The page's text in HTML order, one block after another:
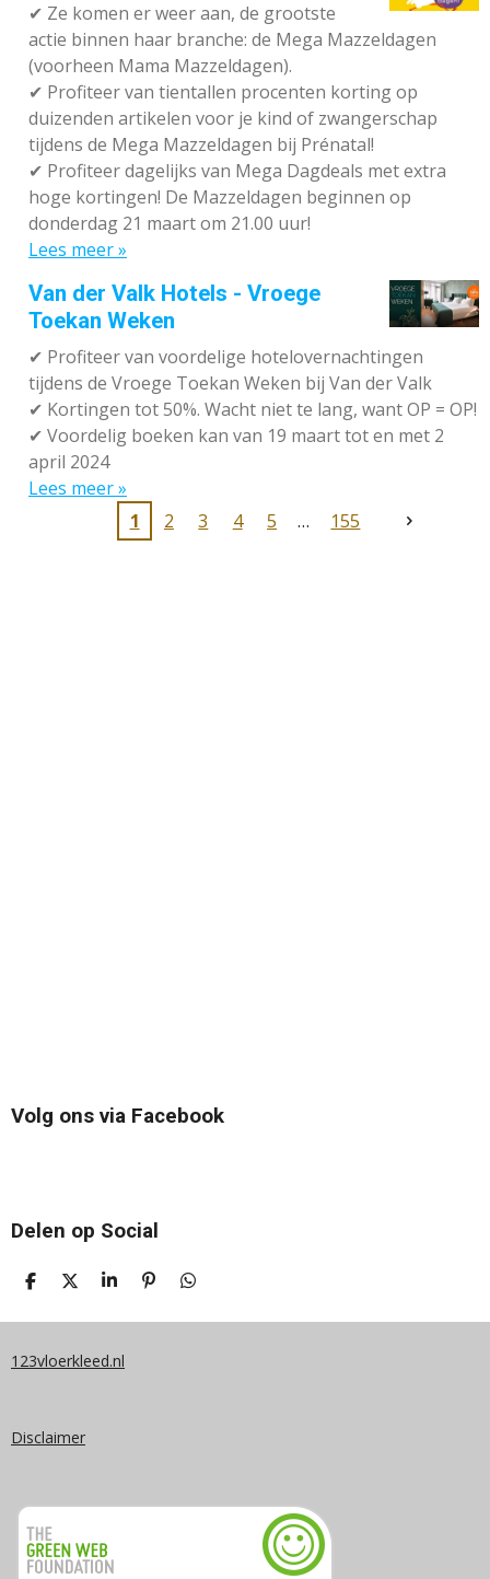
✔ Ze komen er weer aan, de grootste
actie binnen haar branche: de Mega Mazzeldagen
(voorheen Mama Mazzeldagen).
✔ Profiteer van tientallen procenten korting op
duizenden artikelen voor je kind of zwangerschap
tijdens de Mega Mazzeldagen bij Prénatal!
✔ Profiteer dagelijks van Mega Dagdeals met extra
hoge kortingen! De Mazzeldagen beginnen op
donderdag 21 maart om 21.00 uur!
Lees meer »
Van der Valk Hotels - Vroege
Toekan Weken
✔ Profiteer van voordelige hotelovernachtingen
tijdens de Vroege Toekan Weken bij Van der Valk
✔ Kortingen tot 50%. Wacht niet te lang, want OP = OP!
✔ Voordelig boeken kan van 19 maart tot en met 2
april 2024
Lees meer »
1
2 3 4 5 155
Volg ons via Facebook
Delen op Social
D
L
N
D
E
S
A
E
P
N
D
L
123vloerkleed.nl
Disclaimer